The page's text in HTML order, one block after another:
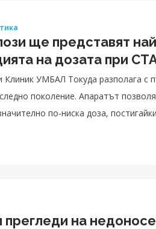
ще представят
на дозата при
УМБАЛ Токуда разполага с
изследванията на пациентите да се
по-ниска доза,
точния и „чист“ образ.
прегледи на